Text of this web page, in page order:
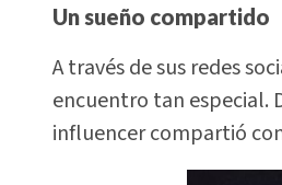
Un sueño compartido
A través de sus redes
encuentro tan especial.
influencer compartió